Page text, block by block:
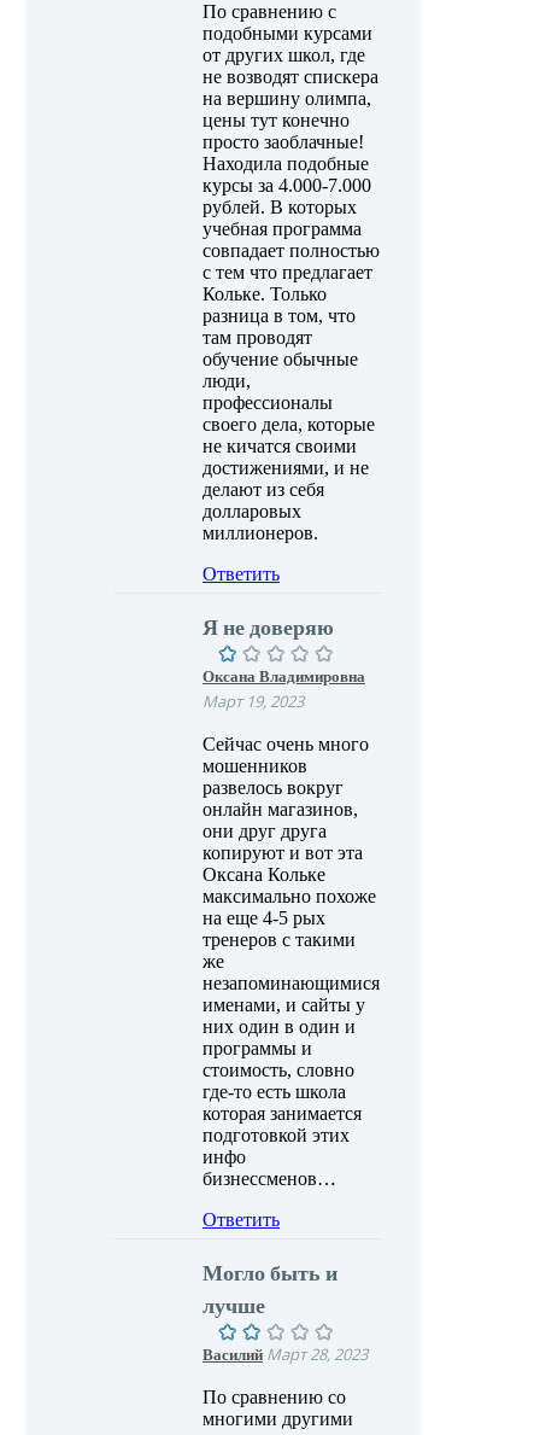
По сравнению с
подобными курсами
от других школ, где
не возводят спискера
на вершину олимпа,
цены тут конечно
просто заоблачные!
Находила подобные
курсы за 4.000-7.000
рублей. В которых
учебная программа
совпадает полностью
с тем что предлагает
Кольке. Только
разница в том, что
там проводят
обучение обычные
люди,
профессионалы
своего дела, которые
не кичатся своими
достижениями, и не
делают из себя
долларовых
миллионеров.
Ответить
Я не доверяю
Оксана Владимировна
Март 19, 2023
Сейчас очень много
мошенников
развелось вокруг
онлайн магазинов,
они друг друга
копируют и вот эта
Оксана Кольке
максимально похоже
на еще 4-5 рых
тренеров с такими
же
незапоминающимися
именами, и сайты у
них один в один и
программы и
стоимость, словно
где-то есть школа
которая занимается
подготовкой этих
инфо
бизнессменов…
Ответить
Могло быть и
лучше
Василий Март 28, 2023
По сравнению со
многими другими